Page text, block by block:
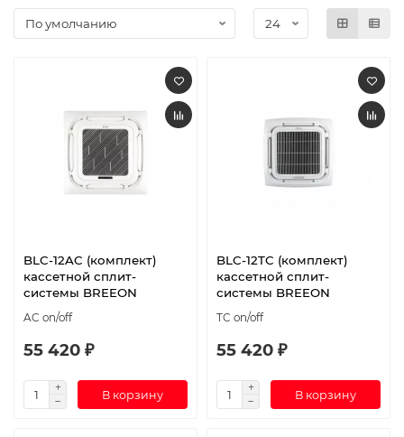
BLC-12AC (комплект)
кассетной сплит-
системы BREEON
AC on/off
55 420 ₽
В корзину
BLC-12TC (комплект)
кассетной сплит-
системы BREEON
TC on/off
55 420 ₽
В корзину